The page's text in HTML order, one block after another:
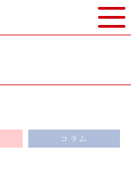
モバ
コラム